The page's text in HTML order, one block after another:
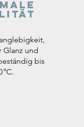
Glanz und
bis
°C.